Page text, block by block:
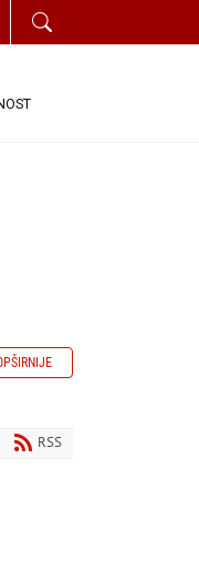
RSS